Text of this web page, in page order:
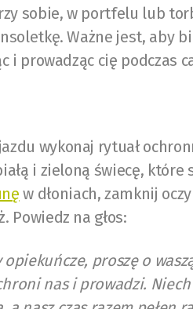
sobie, w portfelu lub
Ważne jest, aby
i prowadząc cię podczas
wykonaj rytuał
i zieloną świecę,
w dłoniach, zamknij
Powiedz na głos:
opiekuńcze, proszę o
nas i prowadzi.